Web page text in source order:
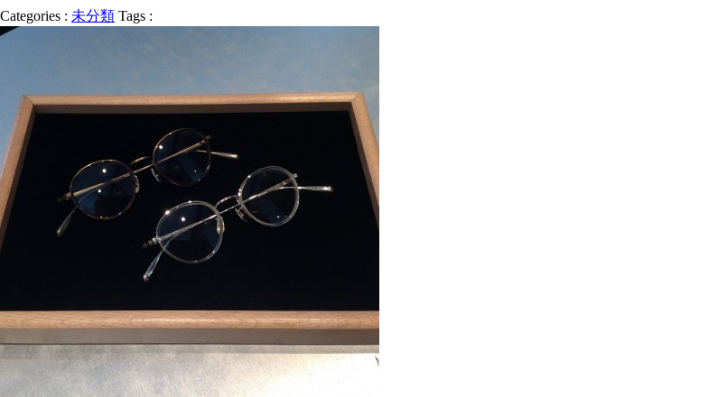
Categories : 未分類 Tags :